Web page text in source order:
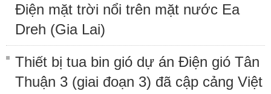
Điện mặt trời nổi trên mặt nước Ea
Dreh (Gia Lai)
Thiết bị tua bin gió dự án Điện gió Tân
Thuận 3 (giai đoạn 3) đã cập cảng Việt